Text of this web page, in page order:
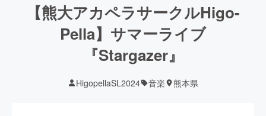
【熊大アカペラサークルHigo-
Pella】サマーライブ
『Stargazer』
HigopellaSL2024 音楽 熊本県